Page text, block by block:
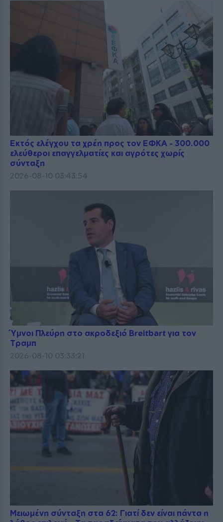
Εκτός ελέγχου τα χρέη προς τον ΕΦΚΑ - 300.000
ελεύθεροι επαγγελματίες και αγρότες χωρίς
σύνταξη
2026-08-10 03:43:54
Ύμνοι Πλεύρη στο ακροδεξιό Breitbart για τον
Τραμπ
2026-08-10 03:33:21
Μειωμένη σύνταξη στα 62: Γιατί δεν είναι πάντα η